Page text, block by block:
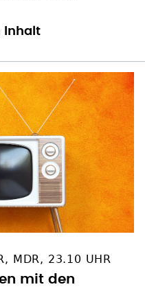
Inhalt
MDR, 23.10 UHR
mit den